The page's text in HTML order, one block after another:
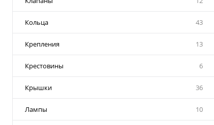
Кольца 43
Крепления 13
Крестовины 6
Крышки 36
Лампы 10